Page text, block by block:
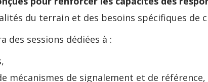
du terrain et des besoins spécifiques de
des sessions dédiées à :
mécanismes de signalement et de référence,